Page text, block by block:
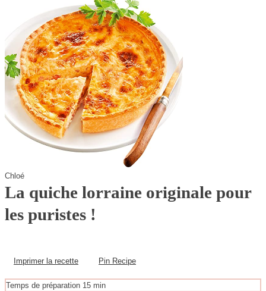
Chloé
La quiche lorraine originale pour
les puristes !
Imprimer la recette Pin Recipe
Temps de préparation 15mmin